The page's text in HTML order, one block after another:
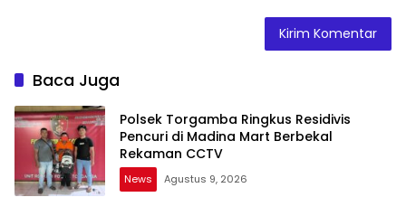
Baca Juga
Polsek Torgamba Ringkus Residivis
Pencuri di Madina Mart Berbekal
Rekaman CCTV
News Agustus 9, 2026